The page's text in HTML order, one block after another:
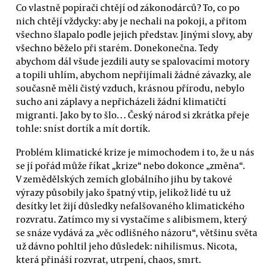
Co vlastně popírači chtějí od zákonodárců? To, co po
nich chtějí vždycky: aby je nechali na pokoji, a přitom
všechno šlapalo podle jejich představ. Jinými slovy, aby
všechno běželo při starém. Donekonečna. Tedy
abychom dál všude jezdili auty se spalovacími motory
a topili uhlím, abychom nepřijímali žádné závazky, ale
současně měli čistý vzduch, krásnou přírodu, nebylo
sucho ani záplavy a nepřicházeli žádní klimatičtí
migranti. Jako by to šlo… Český národ si zkrátka přeje
tohle: sníst dortík a mít dortík.
Problém klimatické krize je mimochodem i to, že u nás
se jí pořád může říkat „krize“ nebo dokonce „změna“.
V zemědělských zemích globálního jihu by takové
výrazy působily jako špatný vtip, jelikož lidé tu už
desítky let žijí důsledky nefalšovaného klimatického
rozvratu. Zatímco my si vystačíme s alibismem, který
se snáze vydává za „věc odlišného názoru“, většinu světa
už dávno pohltil jeho důsledek: nihilismus. Nicota,
která přináší rozvrat, utrpení, chaos, smrt.